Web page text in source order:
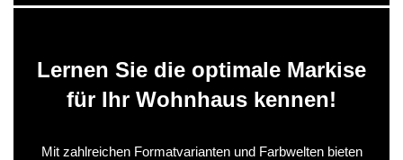
Lernen Sie die optimale Markise
für Ihr Wohnhaus kennen!
Mit zahlreichen Formatvarianten und Farbwelten bieten